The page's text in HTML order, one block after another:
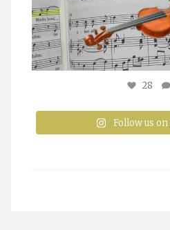
28
Follow us